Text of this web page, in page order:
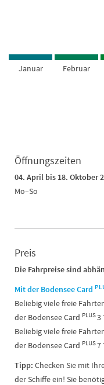
Januar Februar
Öffnungszeiten
04. April bis 18. Oktober
Mo–So
Preis
Die Fahrpreise sind
Mit der Bodensee Card
Beliebig viele freie
der Bodensee Card PLUS3
Beliebig viele freie
der Bodensee Card PLUS7
Tipp: Checken Sie mit
der Schiffe ein! Sie